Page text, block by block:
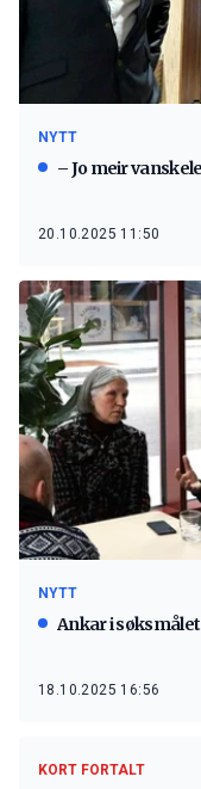
NYTT
– Jo meir
20.10.2025 11:50
NYTT
Ankar i
18.10.2025 16:56
KORT FORTALT